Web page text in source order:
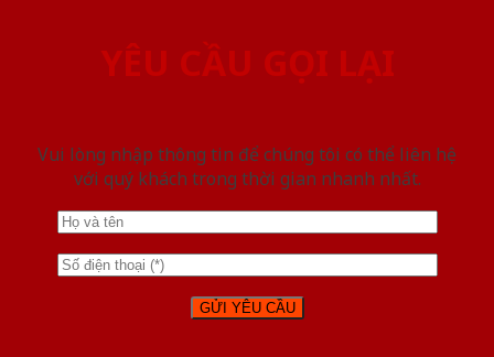
YÊU CẦU GỌI LẠI
Vui lòng nhập thông tin để chúng tôi có thể liên hệ
với quý khách trong thời gian nhanh nhất.